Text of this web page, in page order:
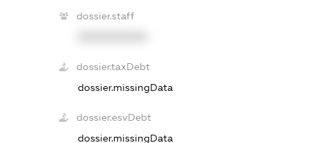
dossier.staff
dossier.taxDebt
dossier.missingData
dossier.esvDebt
dossier.missingData